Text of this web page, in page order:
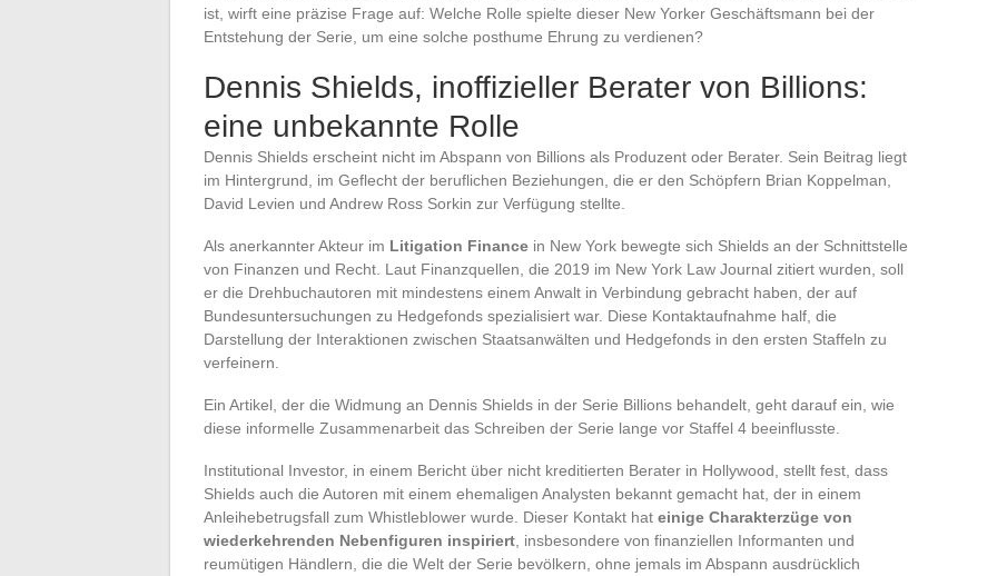
ist, wirft eine präzise Frage auf: Welche Rolle spielte dieser New Yorker Geschäftsmann bei der
Entstehung der Serie, um eine solche posthume Ehrung zu verdienen?
Dennis Shields, inoffizieller Berater von Billions:
eine unbekannte Rolle
Dennis Shields erscheint nicht im Abspann von Billions als Produzent oder Berater. Sein Beitrag liegt
im Hintergrund, im Geflecht der beruflichen Beziehungen, die er den Schöpfern Brian Koppelman,
David Levien und Andrew Ross Sorkin zur Verfügung stellte.
Als anerkannter Akteur im Litigation Finance in New York bewegte sich Shields an der Schnittstelle
von Finanzen und Recht. Laut Finanzquellen, die 2019 im New York Law Journal zitiert wurden, soll
er die Drehbuchautoren mit mindestens einem Anwalt in Verbindung gebracht haben, der auf
Bundesuntersuchungen zu Hedgefonds spezialisiert war. Diese Kontaktaufnahme half, die
Darstellung der Interaktionen zwischen Staatsanwälten und Hedgefonds in den ersten Staffeln zu
verfeinern.
Ein Artikel, der die Widmung an Dennis Shields in der Serie Billions behandelt, geht darauf ein, wie
diese informelle Zusammenarbeit das Schreiben der Serie lange vor Staffel 4 beeinflusste.
Institutional Investor, in einem Bericht über nicht kreditierten Berater in Hollywood, stellt fest, dass
Shields auch die Autoren mit einem ehemaligen Analysten bekannt gemacht hat, der in einem
Anleihebetrugsfall zum Whistleblower wurde. Dieser Kontakt hat einige Charakterzüge von
wiederkehrenden Nebenfiguren inspiriert , insbesondere von finanziellen Informanten und
reumütigen Händlern, die die Welt der Serie bevölkern, ohne jemals im Abspann ausdrücklich